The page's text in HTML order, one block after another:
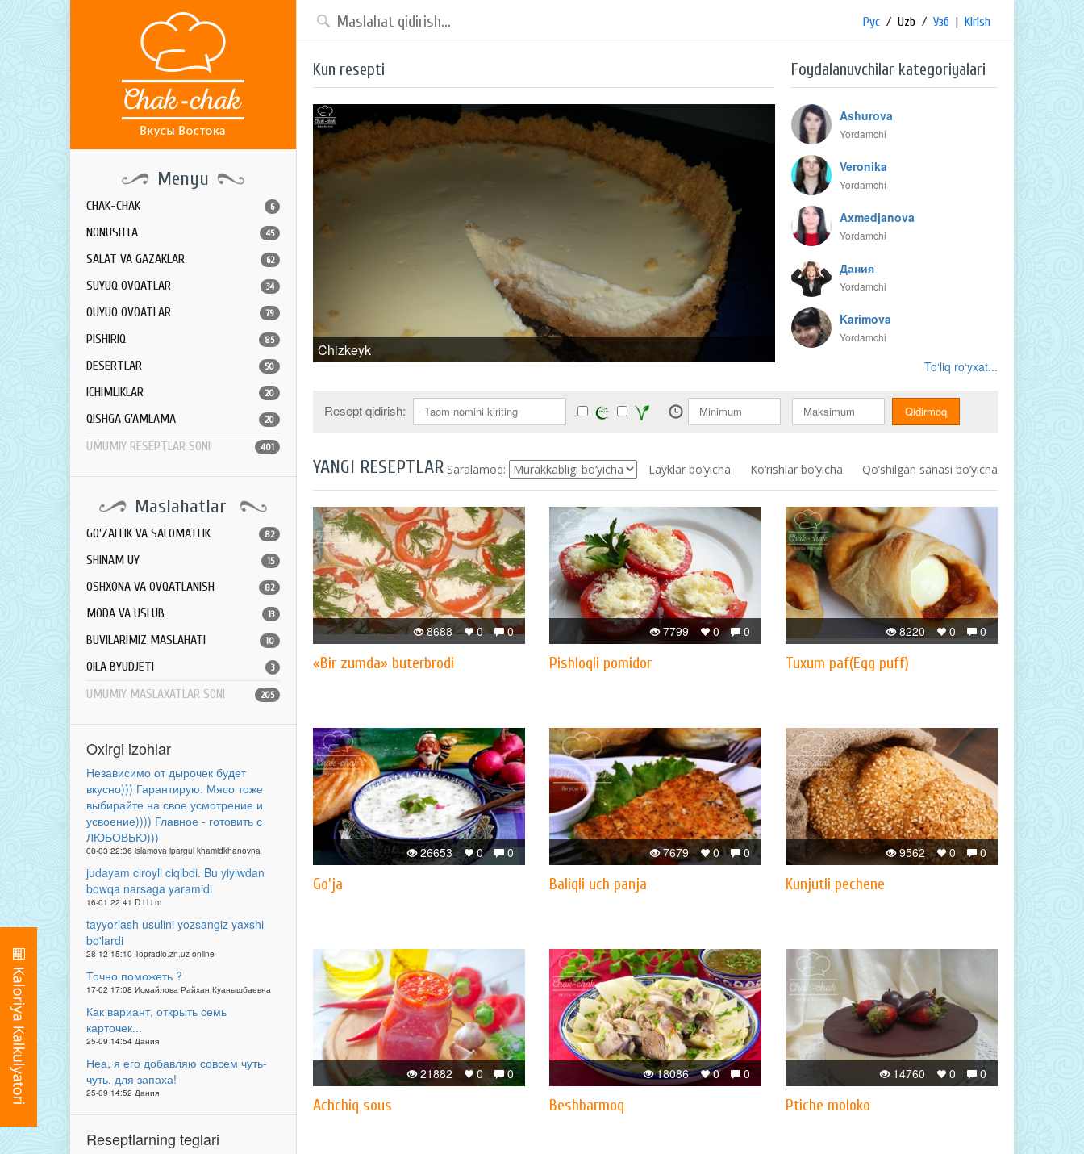
Menyu
CHAK-CHAK 6
NONUSHTA 45
SALAT VA GAZAKLAR 62
SUYUQ OVQATLAR 34
QUYUQ OVQATLAR 79
PISHIRIQ 85
DESERTLAR 50
ICHIMLIKLAR 20
QISHGA G'AMLAMA 20
UMUMIY RESEPTLAR SONI 401
Maslahatlar
GO'ZALLIK VA SALOMATLIK 82
SHINAM UY 15
OSHXONA VA OVQATLANISH 82
MODA VA USLUB 13
BUVILARIMIZ MASLAHATI 10
OILA BYUDJETI 3
UMUMIY MASLAXATLAR SONI 205
Oxirgi izohlar
Независимо от дырочек будет
вкусно))) Гарантирую. Мясо тоже
выбирайте на свое усмотрение и
усвоение)))) Главное - готовить с
ЛЮБОВЬЮ)))
08-03 22:36 islamova ipargul khamidkhanovna
judayam ciroyli ciqibdi. Bu yiyiwdan
bowqa narsaga yaramidi
16-01 22:41 D i l i m
tayyorlash usulini yozsangiz yaxshi
bo'lardi
28-12 15:10 Topradio.zn.uz online
Точно поможеть ?
17-02 17:08 Исмайлова Райхан Куанышбаевна
Как вариант, открыть семь
карточек...
25-09 14:54 Дания
Неа, я его добавляю совсем чуть-
чуть, для запаха!
25-09 14:52 Дания
Reseptlarning teglari
Рус / Uzb / Узб | Kirish
Kun resepti
Chizkeyk
Foydalanuvchilar kategoriyalari
Ashurova
Yordamchi
Veronika
Yordamchi
Axmedjanova
Yordamchi
Дания
Yordamchi
Karimova
Yordamchi
To‘liq ro‘yxat...
Resept qidirish:
YANGI RESEPTLAR Saralamoq: Layklar bo’yicha Ko‘rishlar bo‘yicha Qo’shilgan sanasi bo’yicha
0
0
8688
«Bir zumda» buterbrodi
0
0
7799
Pishloqli pomidor
0
0
8220
Tuxum paf(Egg puff)
0
0
26653
Go'ja
0
0
7679
Baliqli uch panja
0
0
9562
Kunjutli pechene
0
0
21882
Achchiq sous
0
0
18086
Beshbarmoq
0
0
14760
Ptiche moloko